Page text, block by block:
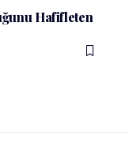
Hafifleten